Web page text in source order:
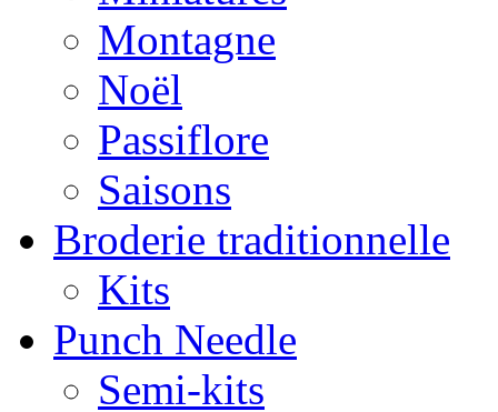
Montagne
Noël
Passiflore
Saisons
Broderie traditionnelle
Kits
Punch Needle
Semi-kits